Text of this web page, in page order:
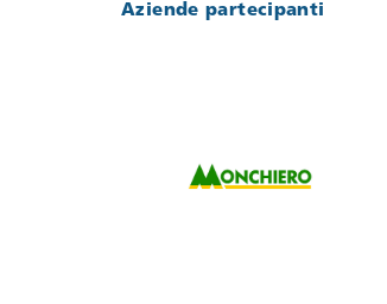
Aziende partecipanti